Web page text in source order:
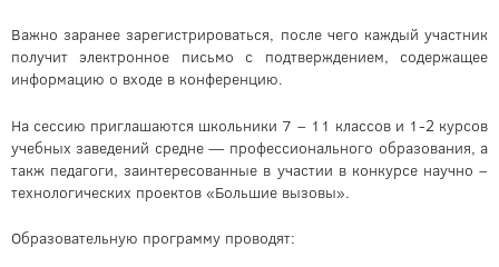
Важно заранее зарегистрироваться, после чего каждый участник
получит электронное письмо с подтверждением, содержащее
информацию о входе в конференцию.
На сессию приглашаются школьники 7 – 11 классов и 1-2 курсов
учебных заведений средне — профессионального образования, а
такж педагоги, заинтересованные в участии в конкурсе научно –
технологических проектов «Большие вызовы».
Образовательную программу проводят: